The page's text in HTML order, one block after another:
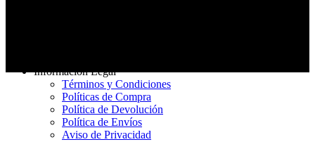
Información Legal
Términos y Condiciones
Políticas de Compra
Política de Devolución
Política de Envíos
Aviso de Privacidad